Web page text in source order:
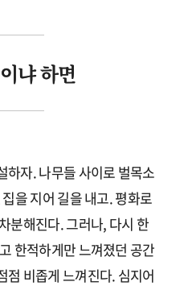
냐 하면
하자. 나무들 사이로 벌목소
을 지어 길을 내고. 평화로
분해진다. 그러나, 다시 한
한적하게만 느껴졌던 공간
점 비좁게 느껴진다. 심지어